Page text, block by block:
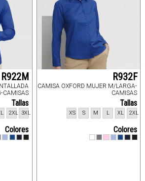
R922M
CAMISAS
Tallas
3XL
2XL
Colores
R932F
CAMISA OXFORD MUJER M/LARGA-
CAMISAS
Tallas
2XL
XL
L
M
S
XS
Colores